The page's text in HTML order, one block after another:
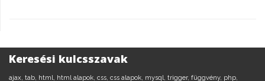
Keresési kulcsszavak
ajax, tab, html, html alapok, css, css alapok, mysql, trigger, függvény, php,